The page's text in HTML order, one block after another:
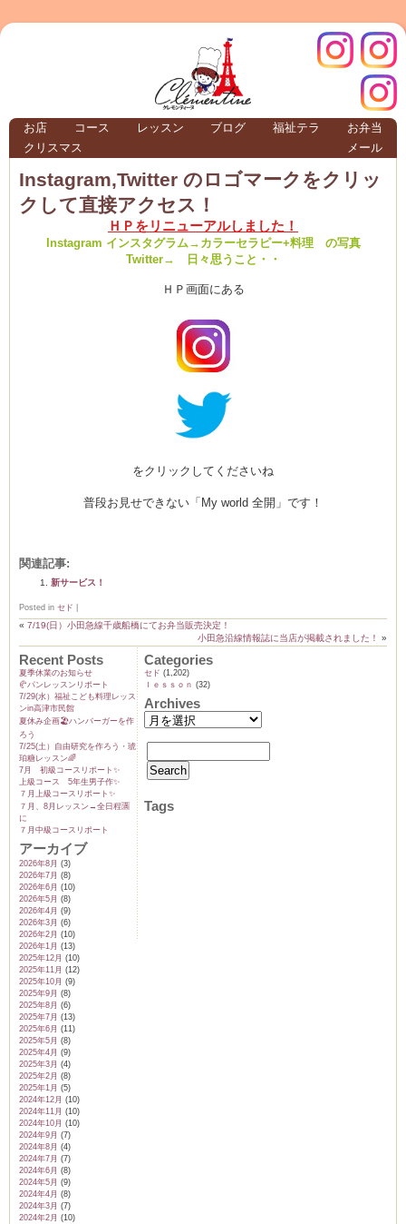
クレモンティーヌ – 新百合ヶ丘の料理教
お店 コース レッスン ブログ 福祉テラ
お弁当
クリスマス
メール
インス
クレモ
Instagram,Twitter のロゴマークをクリッ
クして直接アクセス！
ＨＰをリニューアルしました！
Instagram インスタグラム→カラーセラピー+料理 の写真
Twitter→ 日々思うこと・・
ＨＰ画面にある
をクリックしてくださいね
普段お見せできない「My world 全開」です！
関連記事:
新サービス！
Posted in セド
« 7/19(日）小田急線千歳船橋にてお弁当販売決定！
小田急沿線情報誌に当店が掲載されました！
»
Recent Posts
夏季休業のお知らせ
🥐パンレッスンリポート
7/29(水）福祉こども料理レッス
ンin高津市民館
夏休み企画🏖️ハンバーガーを作
ろう
7/25(土）自由研究を作ろう・琥
珀糖レッスン🌈
7月 初級コースリポート✨️
上級コース 5年生男子作✨️
７月上級コースリポート✨️
７月、8月レッスン→全日程🈵
に
７月中級コースリポート
アーカイブ
2026年8月 (3)
2026年7月 (8)
2026年6月 (10)
2026年5月 (8)
2026年4月 (9)
2026年3月 (6)
2026年2月 (10)
2026年1月 (13)
2025年12月 (10)
2025年11月 (12)
2025年10月 (9)
2025年9月 (8)
2025年8月 (6)
2025年7月 (13)
2025年6月 (11)
2025年5月 (8)
2025年4月 (9)
2025年3月 (4)
2025年2月 (8)
2025年1月 (5)
2024年12月 (10)
2024年11月 (10)
2024年10月 (10)
2024年9月 (7)
2024年8月 (4)
2024年7月 (7)
2024年6月 (8)
2024年5月 (9)
2024年4月 (8)
2024年3月 (7)
2024年2月 (10)
Categories
セド (1,202)
ｌｅｓｓｏｎ (32)
Archives
Tags